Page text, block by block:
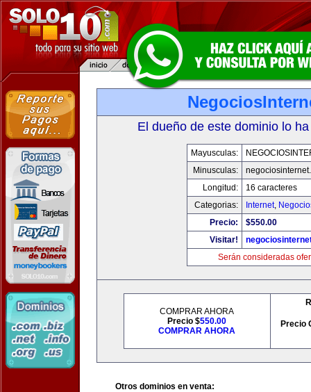
El dueño de este dominio lo
Mayusculas:
Minusculas:
Longitud:
16 caracteres
Categorias:
Internet,
Precio:
$550.00
Visitar!
Serán consideradas
COMPRAR AHORA
Precio $550.00
COMPRAR AHORA
Precio
Otros dominios en venta: